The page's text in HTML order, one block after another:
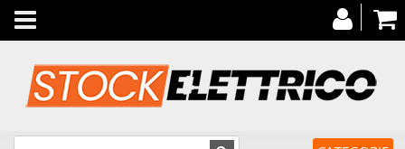
Toggle
navigation